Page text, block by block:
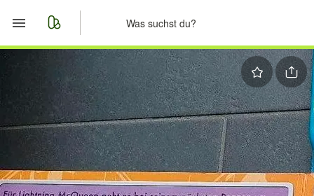
Merkliste
Nachrichten
Anzeige aufgeben